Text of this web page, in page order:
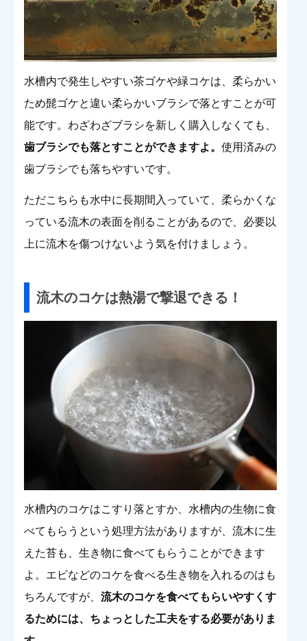
水槽内で発生しやすい茶ゴケや緑コケは、柔らかい
ため髭ゴケと違い柔らかいブラシで落とすことが可
能です。わざわざブラシを新しく購入しなくても、
歯ブラシでも落とすことができますよ。 使用済みの
歯ブラシでも落ちやすいです。
ただこちらも水中に長期間入っていて、柔らかくな
っている流木の表面を削ることがあるので、必要以
上に流木を傷つけないよう気を付けましょう。
流木のコケは熱湯で撃退できる！
水槽内のコケはこすり落とすか、水槽内の生物に食
べてもらうという処理方法がありますが、流木に生
えた苔も、生き物に食べてもらうことができます
よ。エビなどのコケを食べる生き物を入れるのはも
ちろんですが、 流木のコケを食べてもらいやすくす
るためには、ちょっとした工夫をする必要がありま